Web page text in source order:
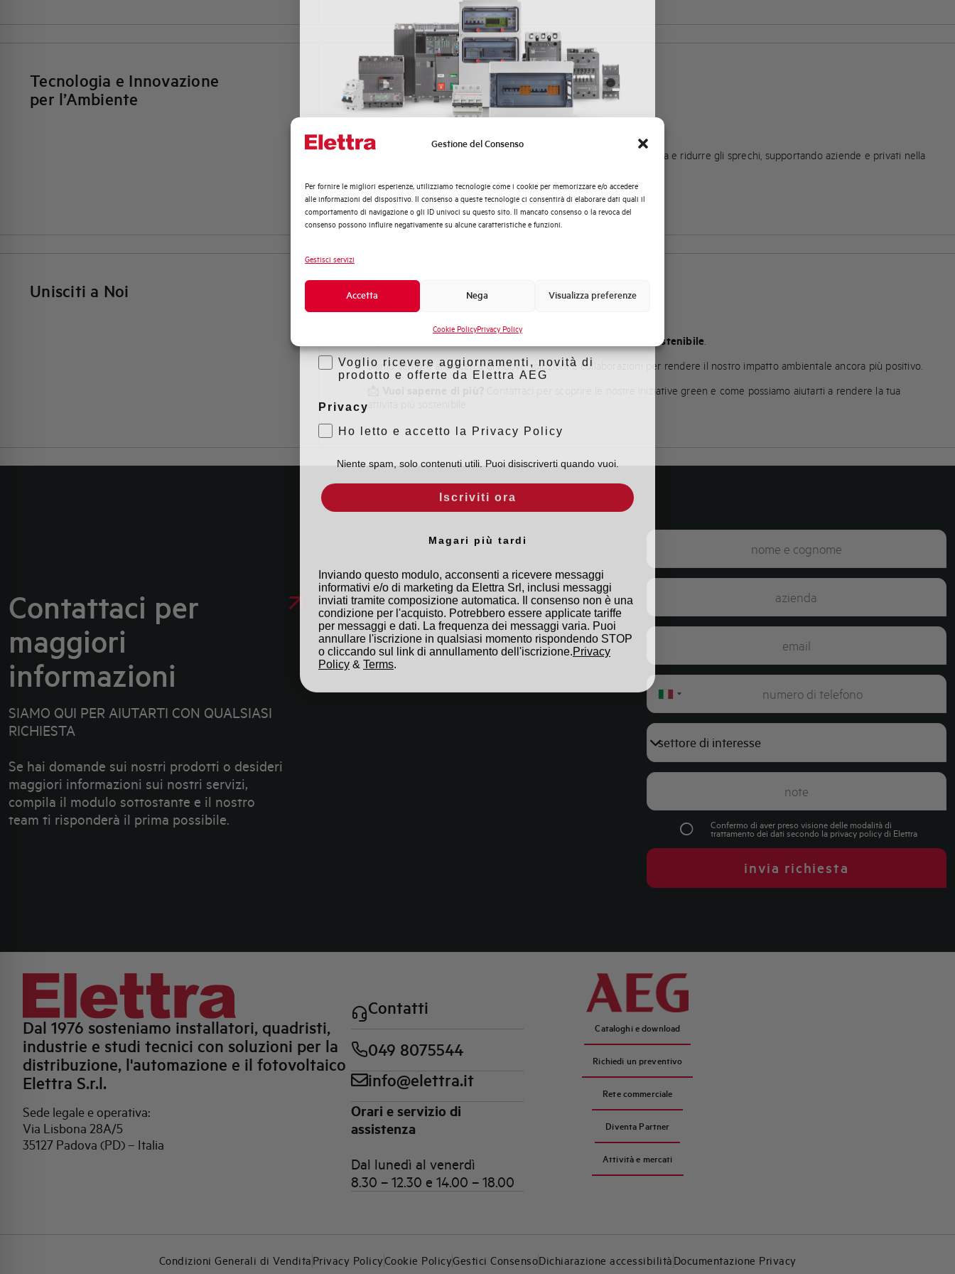
Gestione del Consenso
Per fornire le migliori esperienze, utilizziamo tecnologie come i cookie per memorizzare e/o accedere
alle informazioni del dispositivo. Il consenso a queste tecnologie ci consentirà di elaborare dati quali il
comportamento di navigazione o gli ID univoci su questo sito. Il mancato consenso o la revoca del
consenso possono influire negativamente su alcune caratteristiche e funzioni.
Gestisci servizi
Accetta Nega Visualizza preferenze
Cookie PolicyPrivacy Policy
Tecnologia e Innovazione
per l’Ambiente
I nostri prodotti e servizi sono progettati per migliorare l’efficienza e ridurre gli sprechi, supportando aziende e privati nella
Unisciti a Noi
sostenibile
Siamo sempre alla ricerca di nuove soluzioni e collaborazioni per rendere il nostro impatto ambientale ancora più positivo.
per scoprire le nostre iniziative green e come possiamo aiutarti a rendere la tua
attività più sostenibile.
Contattaci per
maggiori
informazioni
SIAMO QUI PER AIUTARTI CON QUALSIASI
RICHIESTA
Se hai domande sui nostri prodotti o desideri
maggiori informazioni sui nostri servizi,
compila il modulo sottostante e il nostro
team ti risponderà il prima possibile.
Italy
+39
Confermo di aver preso visione delle modalità di
trattamento dei dati secondo la privacy policydi Elettra
invia richiesta
Dal 1976 sosteniamo installatori, quadristi,
industrie e studi tecnici con soluzioni per la
distribuzione, l'automazione e il fotovoltaico
Elettra S.r.l.
Sede legale e operativa:
Via Lisbona 28A/5
35127 Padova (PD) – Italia
Contatti
049 8075544
info@elettra.it
Orari e servizio di
assistenza
Dal lunedì al venerdì
8.30 – 12.30 e 14.00 – 18.00
Cataloghi e download
Richiedi un preventivo
Rete commerciale
Diventa Partner
Attività e mercati
Condizioni Generali di Vendita Privacy PolicyCookie PolicyGestici ConsensoDichiarazione accessibilità Documentazione Privacy
Quali argomenti ti interessano di più?
Automazione Industriale
Fotovoltaico
Sistema Quadri
Formazione tecnica
Voglio ricevere aggiornamenti, novità di
prodotto e offerte da Elettra AEG
Ho letto e accetto la Privacy Policy
Iscriviti ora
informativi e/o di marketing da Elettra Srl, inclusi messaggi
inviati tramite composizione automatica. Il consenso non è una
condizione per l'acquisto. Potrebbero essere applicate tariffe
per messaggi e dati. La frequenza dei messaggi varia. Puoi
annullare l'iscrizione in qualsiasi momento rispondendo STOP
o cliccando sul link di annullamento dell'iscrizione.Privacy
Policy&Terms